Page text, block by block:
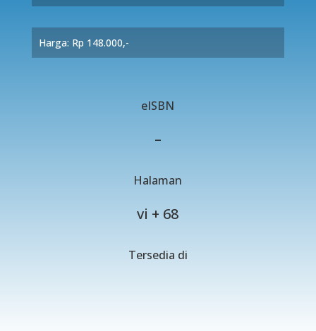
Harga: Rp 148.000,-
eISBN
–
Halaman
vi + 68
Tersedia di